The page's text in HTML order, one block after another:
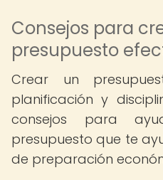
Consejos para
presupuesto
Crear un
planificación y
consejos para
presupuesto que te
de preparación